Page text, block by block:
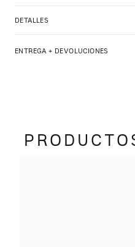
DETALLES
ENTREGA + DEVOLUCIONES